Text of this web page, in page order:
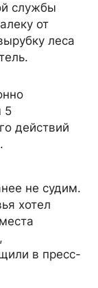
службы
от
леса
5
действий
не судим.
хотел
в пресс-